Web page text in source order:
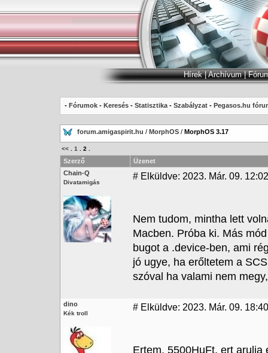
Hírek|Archívum|
- Fórumok - Keresés - Statisztika - Szabályzat - Pegasos.hu
forum.amigaspirit.hu / MorphOS / MorphOS 3.17
<< 1 2
Szerző
Üzenet
Chain-Q
Divatamigás
# Elküldve: 2023. Már. 09.
Nem tudom, mintha lett
Macben. Próba ki. Más
bugot a .device-ben, ami
jó ugye, ha erőltetem a
szóval ha valami nem
dino
Kék troll
# Elküldve: 2023. Már. 09. 18:40
Ertem, 5500HuFt. ert